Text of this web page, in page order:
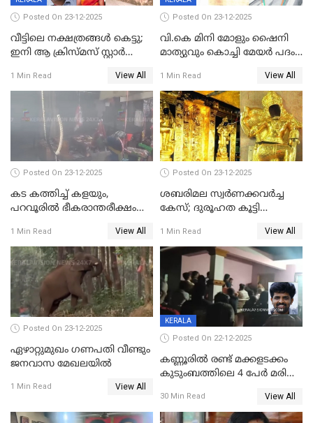
Posted On 23-12-2025
വീട്ടിലെ നക്ഷത്രങ്ങൾ കെട്ടു;
ഇനി ആ ക്രിസ്മസ് സ്റ്റാർ
വേണ്ടിയുള്ള
പിടിവലിക്കിടയിൽ
അപ്പൂപ്പനെതിരെ പോക്സോ
കേസ് ഒടുവിൽ 4 ജീവനുകൾ
പൊലിഞ്ഞു
1 Min Read View All
Posted On 23-12-2025
വി.കെ മിനി മോളും ഷൈനി
മാത്യുവും കൊച്ചി മേയർ പദം
മേയറാകില്ല
1 Min Read View All
Posted On 23-12-2025
കട കത്തിച്ച് കളയും,
പറവൂരില്‍ ഭീകരാന്തരീക്ഷം
1 Min Read View All
Posted On 23-12-2025
ശബരിമല സ്വര്‍ണക്കവര്‍ച്ച
കേസ്; ദുരൂഹത കൂട്ടി
1 Min Read View All
Posted On 23-12-2025
ഏഴാറ്റുമുഖം ഗണപതി വീണ്ടും
ജനവാസ മേഖലയിൽ
1 Min Read View All
KERALA
Posted On 22-12-2025
കണ്ണൂരിൽ രണ്ട് മക്കളടക്കം
കുടുംബത്തിലെ 4 പേർ മരിച്ച
30 Min Read View All